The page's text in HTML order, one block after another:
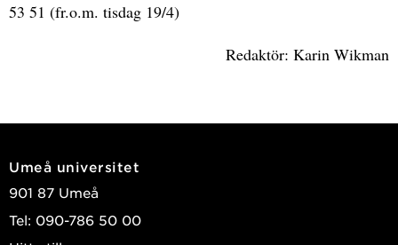
53 51 (fr.o.m. tisdag 19/4)
Redaktör: Karin Wikman
Umeå universitet
901 87 Umeå
Tel: 090-786 50 00